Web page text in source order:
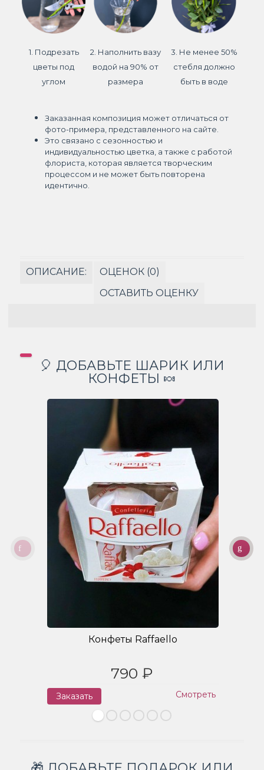
1. Подрезать
цветы под
углом
2. Наполнить вазу
водой на 90% от
размера
3. Не менее 50%
стебля должно
быть в воде
Заказанная композиция может отличаться от
фото-примера, представленного на сайте.
Это связано с сезонностью и
индивидуальностью цветка, а также с работой
флориста, которая является творческим
процессом и не может быть повторена
идентично.
ОПИСАНИЕ:
ОЦЕНОК (0)
ОСТАВИТЬ ОЦЕНКУ
🎈 ДОБАВЬТЕ ШАРИК ИЛИ
КОНФЕТЫ 🍬
Конфеты Raffaello
790 ₽
Заказать Смотреть